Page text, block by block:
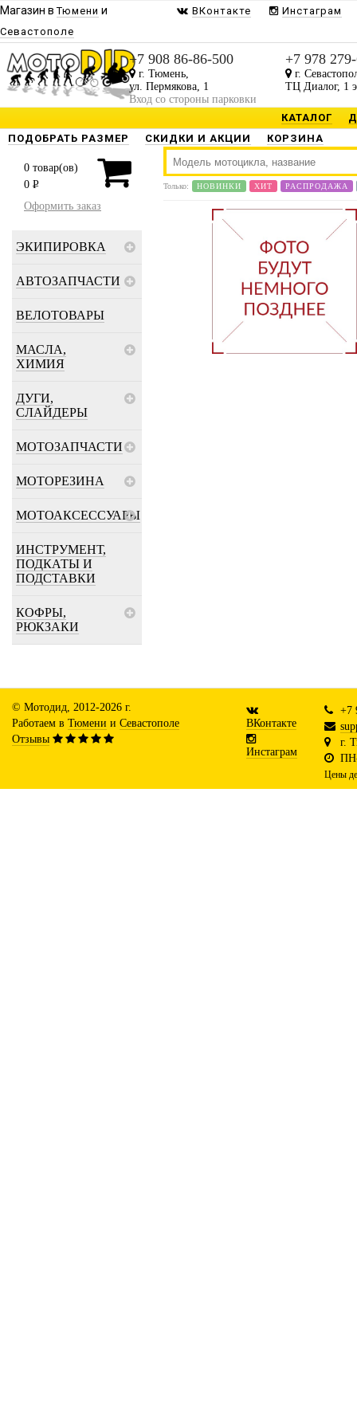
Магазин вТюмени и
Севастополе
ВКонтакте Инстаграм
+7 908 86-86-500
г. Тюмень,
ул. Пермякова, 1
Вход со стороны парковки
+7 978
г.
ТЦ Диалог, 1
КАТАЛОГ
ПОДОБРАТЬ РАЗМЕР
СКИДКИ И АКЦИИ КОРЗИНА
0 товар(ов)
0 P
Оформить заказ
ЭКИПИРОВКА
АВТОЗАПЧАСТИ
ВЕЛОТОВАРЫ
МАСЛА,
ХИМИЯ
ДУГИ,
СЛАЙДЕРЫ
МОТОЗАПЧАСТИ
МОТОРЕЗИНА
МОТОАКСЕССУАРЫ
ИНСТРУМЕНТ,
ПОДКАТЫ И
ПОДСТАВКИ
КОФРЫ,
РЮКЗАКИ
Только: НОВИНКИ ХИТ РАСПРОДАЖА
© Мотодид, 2012-2026 г.
Работаем в Тюмени и Севастополе
Отзывы
ВКонтакте
Инстаграм
+7
г.
Цены